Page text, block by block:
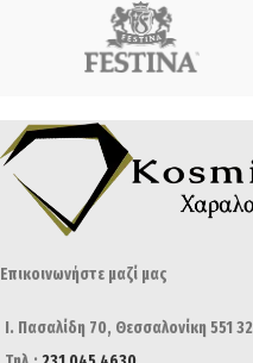
Επικοινωνήστε μαζί μας
Ι. Πασαλίδη 70, Θεσσαλονίκη 551 32